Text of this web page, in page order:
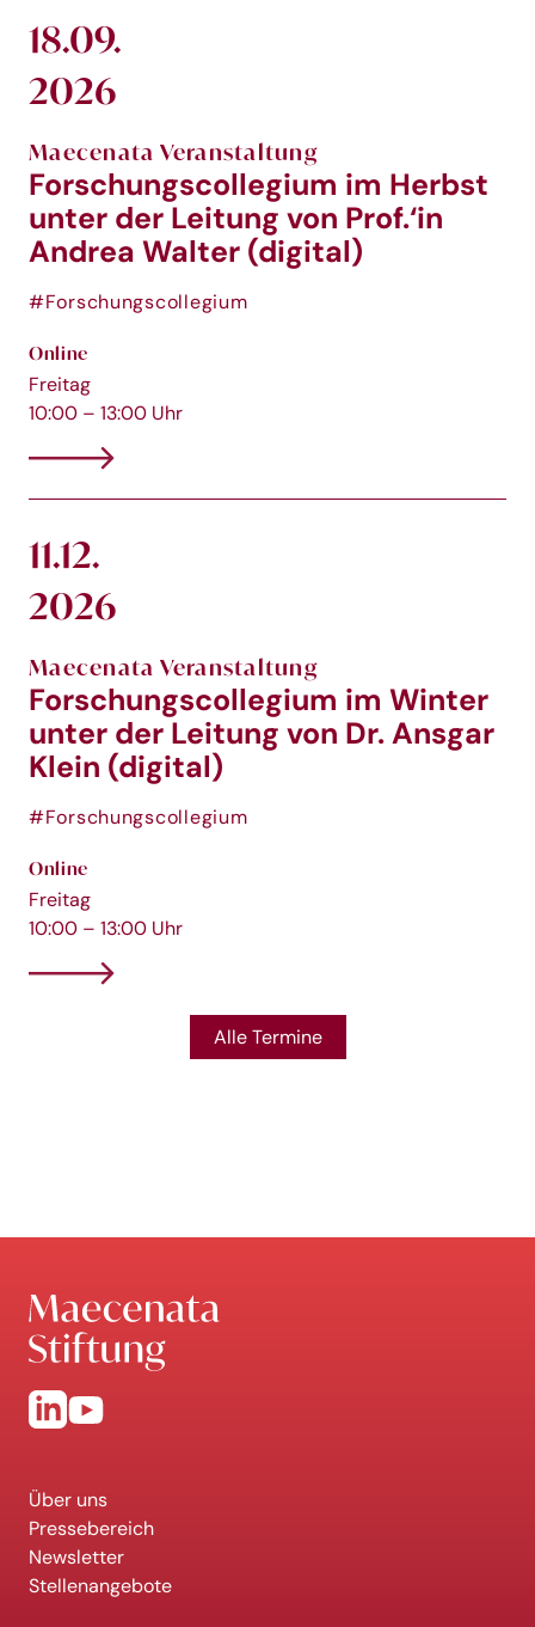
18.09.
2026
Maecenata Veranstaltung
Forschungscollegium im Herbst
unter der Leitung von Prof.‘in
Andrea Walter (digital)
#Forschungscollegium
Online
Freitag
10:00 – 13:00 Uhr
11.12.
2026
Maecenata Veranstaltung
Forschungscollegium im Winter
unter der Leitung von Dr. Ansgar
Klein (digital)
#Forschungscollegium
Online
Freitag
10:00 – 13:00 Uhr
Alle Termine
Über uns
Pressebereich
Newsletter
Stellenangebote